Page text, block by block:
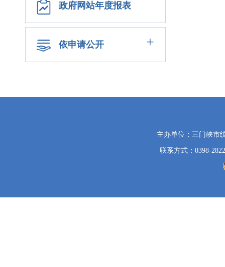
政府网站年度报表
依申请公开 +
主办单位：三门峡市
联系方式：0398-